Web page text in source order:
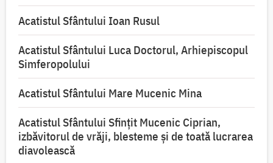
Acatistul Sfântului Ioan Rusul
Acatistul Sfântului Luca Doctorul, Arhiepiscopul
Simferopolului
Acatistul Sfântului Mare Mucenic Mina
Acatistul Sfântului Sfințit Mucenic Ciprian,
izbăvitorul de vrăji, blesteme și de toată lucrarea
diavolească